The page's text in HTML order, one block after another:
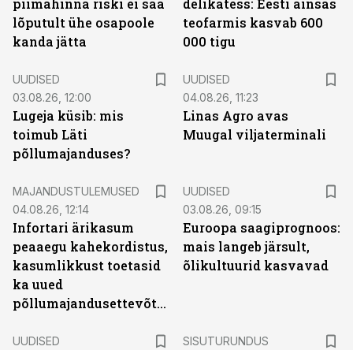
piimahinna riski ei saa
lõputult ühe osapoole
kanda jätta
delikatess: Eesti ainsas
teofarmis kasvab 600
000 tigu
UUDISED
03.08.26, 12:00
Lugeja küsib: mis
toimub Läti
põllumajanduses?
UUDISED
04.08.26, 11:23
Linas Agro avas
Muugal viljaterminali
MAJANDUSTULEMUSED
04.08.26, 12:14
Infortari ärikasum
peaaegu kahekordistus,
kasumlikkust toetasid
ka uued
põllumajandusettevõtted
UUDISED
03.08.26, 09:15
Euroopa saagiprognoos:
mais langeb järsult,
õlikultuurid kasvavad
UUDISED
SISUTURUNDUS